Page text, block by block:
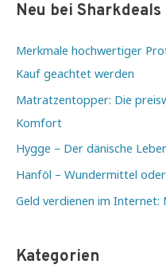
verschenken
Neu bei Sharkdeals
Merkmale hochwertiger
Kauf geachtet werden
Matratzentopper: Die
Komfort
Hygge – Der dänische
Hanföl – Wundermittel
Geld verdienen im Internet:
Kategorien